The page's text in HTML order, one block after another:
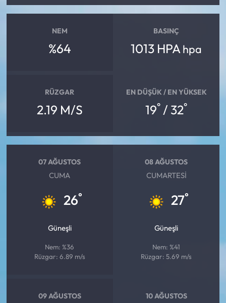
NEM
%64
BASINÇ
1013 HPA hpa
RÜZGAR
2.19 M/S
EN DÜŞÜK / EN YÜKSEK
19° / 32°
07 AĞUSTOS
CUMA
26°
Güneşli
Nem: %36
Rüzgar: 6.89 m/s
08 AĞUSTOS
CUMARTESI
27°
Güneşli
Nem: %41
Rüzgar: 5.69 m/s
09 AĞUSTOS 10 AĞUSTOS